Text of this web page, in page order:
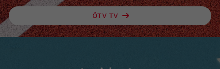
ÖTV TV